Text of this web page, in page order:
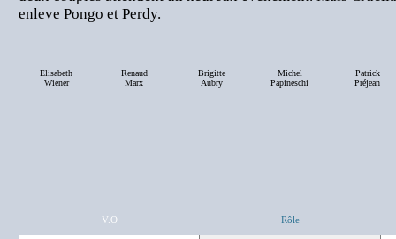
enleve Pongo et Perdy.
Elisabeth
Wiener
Renaud
Marx
Brigitte
Aubry
Michel
Papineschi
Patrick
Préjean
V.O Rôle